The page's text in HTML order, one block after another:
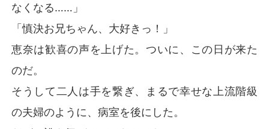
なくなる……」
「慎決お兄ちゃん、大好きっ！」
恵奈は歓喜の声を上げた。ついに、この日が来た
のだ。
そうして二人は手を繋ぎ、まるで幸せな上流階級
の夫婦のように、病室を後にした。